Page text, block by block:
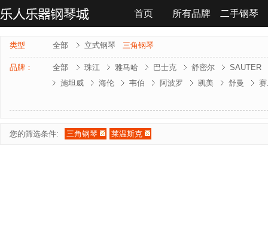
首页 所有品牌 二手钢琴
联系我们
类型 全部 立式钢琴 三角钢琴
品牌： 全部 珠江 雅马哈 巴士克 舒密尔
SAUTER
施坦威
海伦 韦伯 阿波罗 凯美 舒曼
您的筛选条件: 三角钢琴 莱温斯克